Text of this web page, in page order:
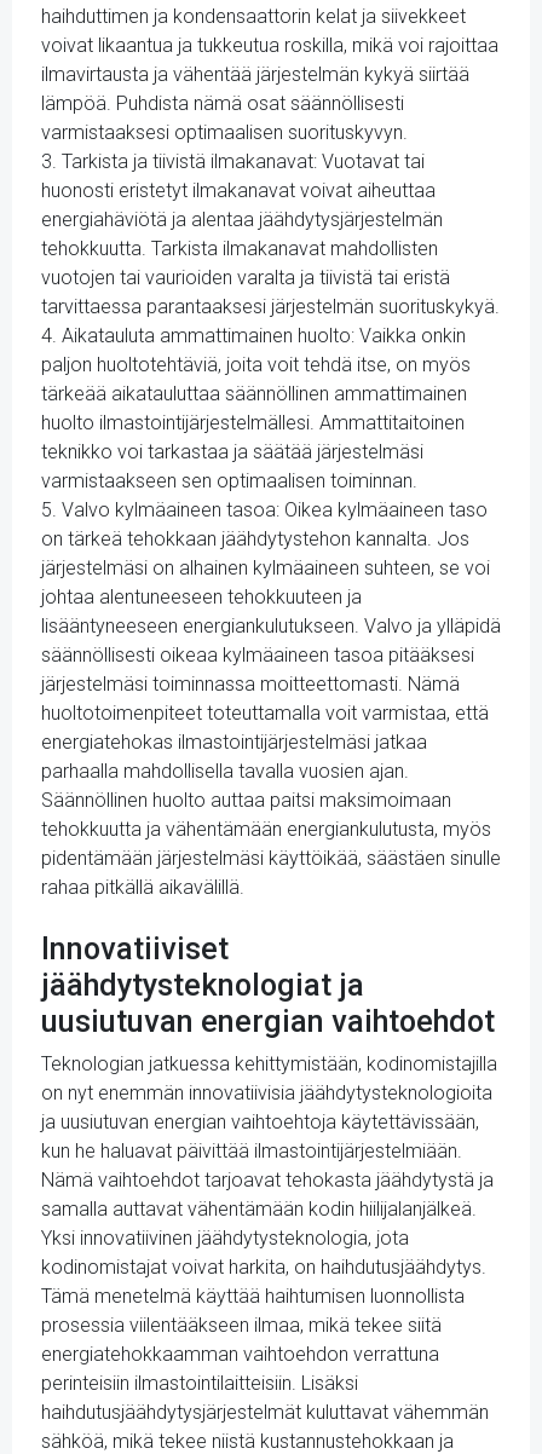
haihduttimen ja kondensaattorin kelat ja siivekkeet
voivat likaantua ja tukkeutua roskilla, mikä voi rajoittaa
ilmavirtausta ja vähentää järjestelmän kykyä siirtää
lämpöä. Puhdista nämä osat säännöllisesti
varmistaaksesi optimaalisen suorituskyvyn.
3. Tarkista ja tiivistä ilmakanavat: Vuotavat tai
huonosti eristetyt ilmakanavat voivat aiheuttaa
energiahäviötä ja alentaa jäähdytysjärjestelmän
tehokkuutta. Tarkista ilmakanavat mahdollisten
vuotojen tai vaurioiden varalta ja tiivistä tai eristä
tarvittaessa parantaaksesi järjestelmän suorituskykyä.
4. Aikatauluta ammattimainen huolto: Vaikka onkin
paljon huoltotehtäviä, joita voit tehdä itse, on myös
tärkeää aikatauluttaa säännöllinen ammattimainen
huolto ilmastointijärjestelmällesi. Ammattitaitoinen
teknikko voi tarkastaa ja säätää järjestelmäsi
varmistaakseen sen optimaalisen toiminnan.
5. Valvo kylmäaineen tasoa: Oikea kylmäaineen taso
on tärkeä tehokkaan jäähdytystehon kannalta. Jos
järjestelmäsi on alhainen kylmäaineen suhteen, se voi
johtaa alentuneeseen tehokkuuteen ja
lisääntyneeseen energiankulutukseen. Valvo ja ylläpidä
säännöllisesti oikeaa kylmäaineen tasoa pitääksesi
järjestelmäsi toiminnassa moitteettomasti. Nämä
huoltotoimenpiteet toteuttamalla voit varmistaa, että
energiatehokas ilmastointijärjestelmäsi jatkaa
parhaalla mahdollisella tavalla vuosien ajan.
Säännöllinen huolto auttaa paitsi maksimoimaan
tehokkuutta ja vähentämään energiankulutusta, myös
pidentämään järjestelmäsi käyttöikää, säästäen sinulle
rahaa pitkällä aikavälillä.
Innovatiiviset
jäähdytysteknologiat ja
uusiutuvan energian vaihtoehdot
Teknologian jatkuessa kehittymistään, kodinomistajilla
on nyt enemmän innovatiivisia jäähdytysteknologioita
ja uusiutuvan energian vaihtoehtoja käytettävissään,
kun he haluavat päivittää ilmastointijärjestelmiään.
Nämä vaihtoehdot tarjoavat tehokasta jäähdytystä ja
samalla auttavat vähentämään kodin hiilijalanjälkeä.
Yksi innovatiivinen jäähdytysteknologia, jota
kodinomistajat voivat harkita, on haihdutusjäähdytys.
Tämä menetelmä käyttää haihtumisen luonnollista
prosessia viilentääkseen ilmaa, mikä tekee siitä
energiatehokkaamman vaihtoehdon verrattuna
perinteisiin ilmastointilaitteisiin. Lisäksi
haihdutusjäähdytysjärjestelmät kuluttavat vähemmän
sähköä, mikä tekee niistä kustannustehokkaan ja